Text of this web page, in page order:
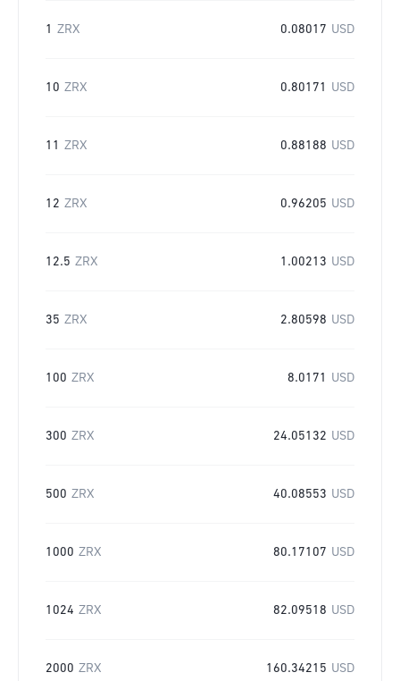
1 ZRX 0.08017 USD
10 ZRX 0.80171 USD
11 ZRX 0.88188 USD
12 ZRX 0.96205 USD
12.5 ZRX 1.00213 USD
35 ZRX 2.80598 USD
100 ZRX 8.0171 USD
300 ZRX 24.05132 USD
500 ZRX 40.08553 USD
1000 ZRX 80.17107 USD
1024 ZRX 82.09518 USD
2000 ZRX 160.34215 USD